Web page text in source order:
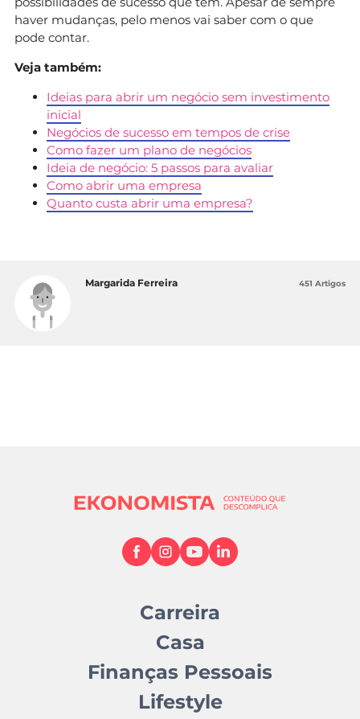
haver mudanças, pelo menos vai saber com o que
pode contar.
Veja também:
Ideias para abrir um negócio sem investimento
inicial
Negócios de sucesso em tempos de crise
Como fazer um plano de negócios
Ideia de negócio: 5 passos para avaliar
Como abrir uma empresa
Quanto custa abrir uma empresa?
Margarida Ferreira 451 Artigos
Carreira
Casa
Finanças Pessoais
Lifestyle